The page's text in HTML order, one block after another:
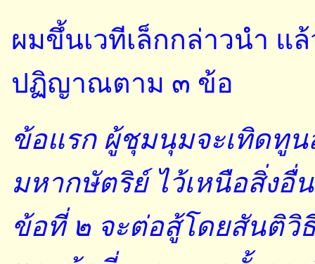
ผมขึ้นเวทีเล็กกล่าวนำ แ
ปฏิญาณตาม ๓ ข้อ
ข้อแรก ผู้ชุมนุมจะเทิดทู
มหากษัตริย์ ไว้เหนือสิ่งอื่
ข้อที่ ๒ จะต่อสู้โดยสันติวิ